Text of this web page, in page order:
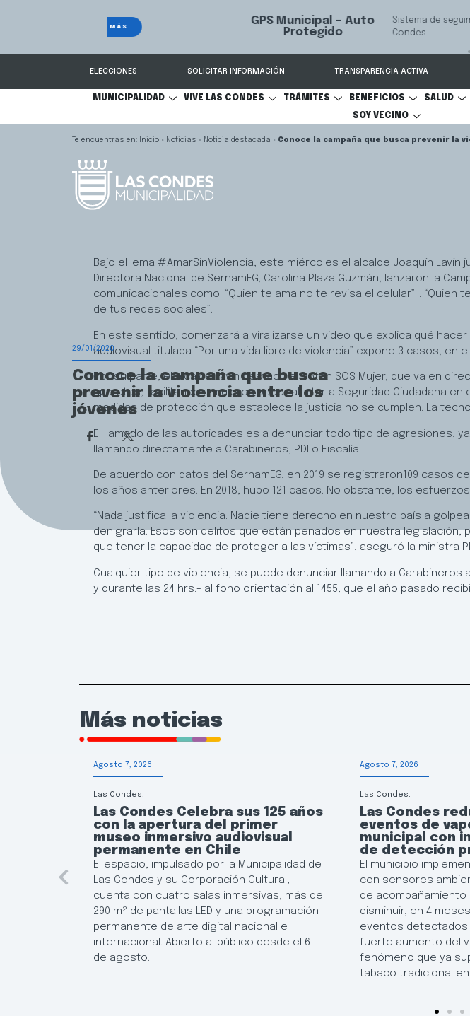
GPS Municipal – Auto
Sistema de seguimiento y recuperación de
Condes.
ELECCIONES SOLICITAR INFORMACIÓN TRANSPARENCIA ACTIVA
MUNICIPALIDAD VIVE LAS CONDES TRÁMITES BENEFICIOS SALUD
SOY VECINO
Inicio » Noticias » Noticia destacada » Conoce la campaña que busca prevenir la
29/01/2020
Conoce la campaña que busca
prevenir la violencia entre los
jóvenes
Bajo el lema #AmarSinViolencia, este miércoles el alcalde Joaquín Lavín
Directora Nacional de SernamEG, Carolina Plaza Guzmán, lanzaron la
comunicacionales como: “Quien te ama no te revisa el celular”…
de tus redes sociales”.
En este sentido, comenzará a viralizarse un video que explica qué
audiovisual titulada “Por una vida libre de violencia” expone 3 casos,
Por su parte, el alcalde Lavín destacó el botón SOS Mujer, que va en
aparatos, facilitando a mujeres poder alertar a Seguridad Ciudadana
medidas de protección que establece la justicia no se cumplen. La
El llamado de las autoridades es a denunciar todo tipo de agresiones,
llamando directamente a Carabineros, PDI o Fiscalía.
De acuerdo con datos del SernamEG, en 2019 se registraron109
los años anteriores. En 2018, hubo 121 casos. No obstante, los
“Nada justifica la violencia. Nadie tiene derecho en nuestro país a
denigrarla. Esos son delitos que están penados en nuestra
que tener la capacidad de proteger a las víctimas”, aseguró la ministra
Cualquier tipo de violencia, se puede denunciar llamando a
y durante las 24 hrs.- al fono orientación al 1455, que el año pasado
Más noticias
Agosto 7, 2026
Las Condes:
Las Condes Celebra sus 125 años
con la apertura del primer
museo inmersivo audiovisual
permanente en Chile
El espacio, impulsado por la Municipalidad de
Las Condes y su Corporación Cultural,
cuenta con cuatro salas inmersivas, más de
290 m² de pantallas LED y una programación
permanente de arte digital nacional e
internacional. Abierto al público desde el 6
de agosto.
Agosto 7, 2026
Las Condes:
Las Condes
eventos de
municipal con
de detección
El municipio
con sensores
de
disminuir, en 4
eventos detectados.
fuerte aumento del
fenómeno que ya
tabaco tradicional